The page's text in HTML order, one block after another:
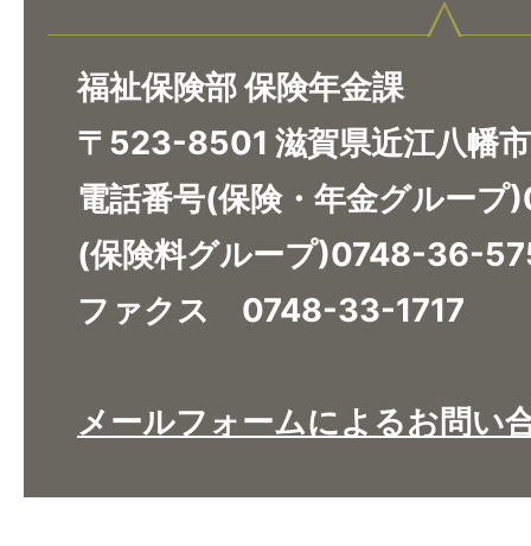
福祉保険部 保険年金課
〒523-8501 滋賀県近江八幡
電話番号(保険・年金グルー
(保険料グループ)0748-36-
ファクス 0748-33-1717
メールフォームによるお問い